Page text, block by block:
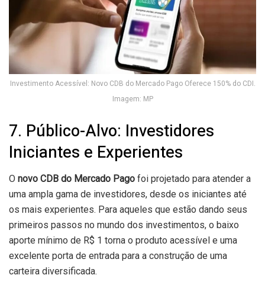
Investimento Acessível: Novo CDB do Mercado Pago Oferece 150% do CDI.
Imagem: MP
7. Público-Alvo: Investidores
Iniciantes e Experientes
O novo CDB do Mercado Pago foi projetado para atender a
uma ampla gama de investidores, desde os iniciantes até
os mais experientes. Para aqueles que estão dando seus
primeiros passos no mundo dos investimentos, o baixo
aporte mínimo de R$ 1 torna o produto acessível e uma
excelente porta de entrada para a construção de uma
carteira diversificada.